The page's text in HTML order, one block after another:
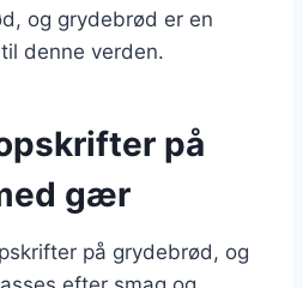
og grydebrød er en
denne verden.
på
gær
på grydebrød, og